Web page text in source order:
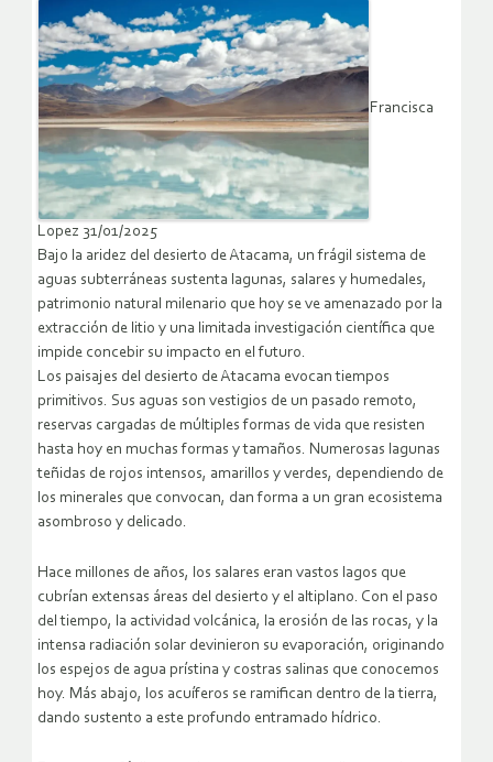
Francisca
Lopez 31/01/2025
Bajo la aridez del desierto de Atacama, un frágil sistema de
aguas subterráneas sustenta lagunas, salares y humedales,
patrimonio natural milenario que hoy se ve amenazado por la
extracción de litio y una limitada investigación científica que
impide concebir su impacto en el futuro.
Los paisajes del desierto de Atacama evocan tiempos
primitivos. Sus aguas son vestigios de un pasado remoto,
reservas cargadas de múltiples formas de vida que resisten
hasta hoy en muchas formas y tamaños. Numerosas lagunas
teñidas de rojos intensos, amarillos y verdes, dependiendo de
los minerales que convocan, dan forma a un gran ecosistema
asombroso y delicado.
Hace millones de años, los salares eran vastos lagos que
cubrían extensas áreas del desierto y el altiplano. Con el paso
del tiempo, la actividad volcánica, la erosión de las rocas, y la
intensa radiación solar devinieron su evaporación, originando
los espejos de agua prístina y costras salinas que conocemos
hoy. Más abajo, los acuíferos se ramifican dentro de la tierra,
dando sustento a este profundo entramado hídrico.